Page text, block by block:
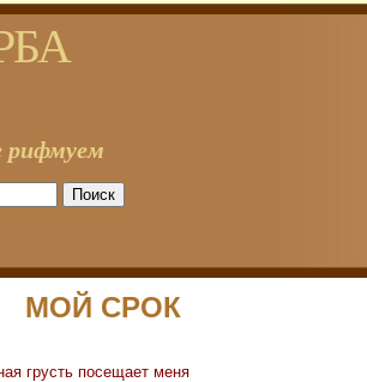
рифмуем
МОЙ СРОК
грусть посещает меня